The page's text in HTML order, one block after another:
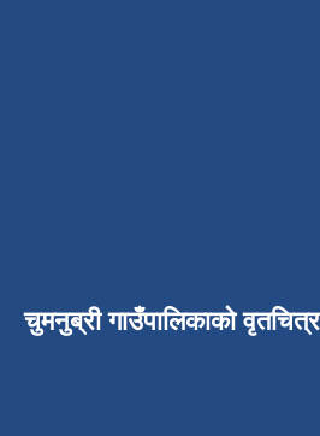
चुमनुब्री गाउँपालिकाको